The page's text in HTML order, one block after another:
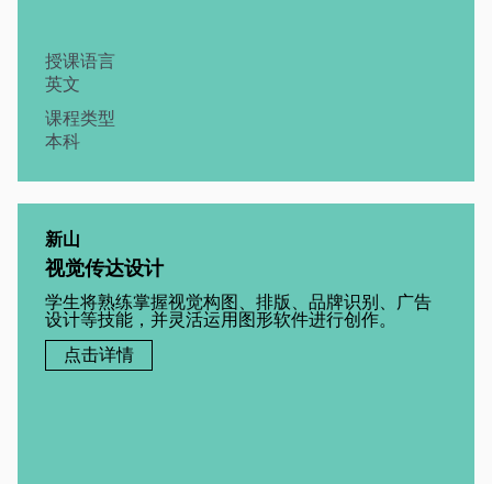
授课语言
英文
课程类型
本科
新山
视觉传达设计
学生将熟练掌握视觉构图、排版、品牌识别、广告
设计等技能，并灵活运用图形软件进行创作。
点击详情